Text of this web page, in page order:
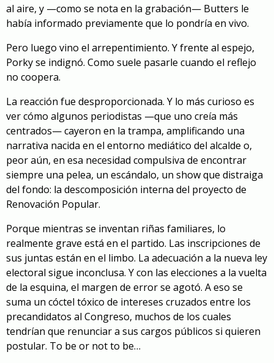
al aire, y —como se nota en la grabación— Butters le
había informado previamente que lo pondría en vivo.
Pero luego vino el arrepentimiento. Y frente al espejo,
Porky se indignó. Como suele pasarle cuando el reflejo
no coopera.
La reacción fue desproporcionada. Y lo más curioso es
ver cómo algunos periodistas —que uno creía más
centrados— cayeron en la trampa, amplificando una
narrativa nacida en el entorno mediático del alcalde o,
peor aún, en esa necesidad compulsiva de encontrar
siempre una pelea, un escándalo, un show que distraiga
del fondo: la descomposición interna del proyecto de
Renovación Popular.
Porque mientras se inventan riñas familiares, lo
realmente grave está en el partido. Las inscripciones de
sus juntas están en el limbo. La adecuación a la nueva ley
electoral sigue inconclusa. Y con las elecciones a la vuelta
de la esquina, el margen de error se agotó. A eso se
suma un cóctel tóxico de intereses cruzados entre los
precandidatos al Congreso, muchos de los cuales
tendrían que renunciar a sus cargos públicos si quieren
postular. To be or not to be…